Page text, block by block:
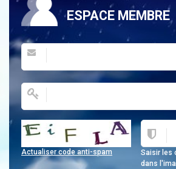
ESPACE MEMBRE
Saisir les
dans
Actualiser code anti-spam